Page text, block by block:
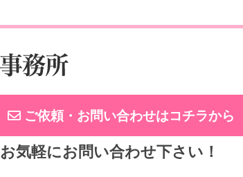
ご依頼・お問い合わせはコチラから
お気軽にお問い合わせ下さい！